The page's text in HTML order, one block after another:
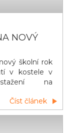
NOVÝ
školní rok
v kostele v
na
2026. Podle
skupiny a
v Hlinsku
Číst článek